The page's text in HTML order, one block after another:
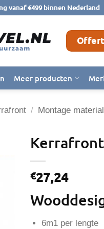
vanaf €499 binnen Nederland
Meer producten
/ Montage
€27,24
6m1 per lengte